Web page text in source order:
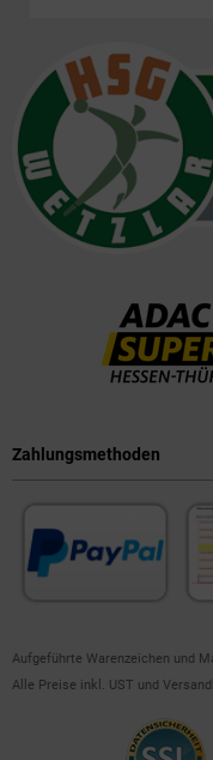
Zahlungsmethoden
Aufgeführte Warenzeichen und
Alle Preise inkl. UST und